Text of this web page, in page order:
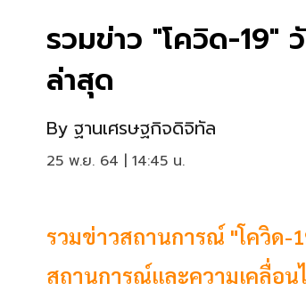
รวมข่าว "โควิด-
ล่าสุด
By ฐานเศรษฐกิจดิจิทัล
25 พ.ย. 64 | 14:45 น.
รวมข่าวสถานการณ์ "โควิด-
สถานการณ์และความเคลื่อน